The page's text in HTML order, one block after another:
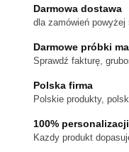
Darmowa dostawa
dla zamówień powyżej
Darmowe próbki
Sprawdź fakturę,
Polska firma
Polskie produkty,
100% personalizacji
Kazdy produkt